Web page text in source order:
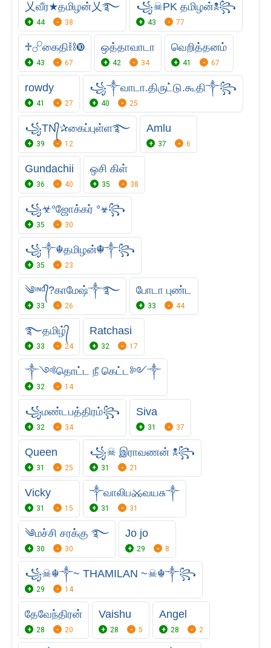
乂வீர★தமிழன்乂࿐
44 38
꧁☠︎PK தமிழன்☠︎꧂
43 77
♱☍கைதி⛓➓
43 67
ஒத்தாவாடா
42 34
வெறித்தனம்
41 67
rowdy
41 27
꧁༒வாடா.திருட்டு.கூதி༒꧂
40 25
꧁TN᭄✰கைப்புள்ள࿐
39 12
Amlu
37 6
Gundachii
36 40
ஒசி கிள்
35 38
꧁☣°ஜோக்கர் °☣꧂
35 30
꧁༒☬தமிழன்☬༒꧂
35 23
༄ᶦᶰᵈ᭄?காமேஷ்༒࿐
33 26
போடா புண்ட
33 44
࿐தமிழ்᭄
33 24
Ratchasi
32 17
༒༺தொட்ட நீ கெட்ட༻༒
32 14
꧁மண்டபத்திரம்꧂
32 34
Siva
31 37
Queen
31 25
꧁☠︎ இராவணன் ☠︎꧂
31 21
Vicky
31 15
༒வாலிப⚔வயசு༒
31 31
༄மச்சி சரக்கு ࿐
30 30
Jo jo
29 8
꧁☠︎☬༒~ THAMILAN ~☠︎☬༒꧂
29 14
தேவேந்திரன்
28 20
Vaishu
28 5
Angel
28 2